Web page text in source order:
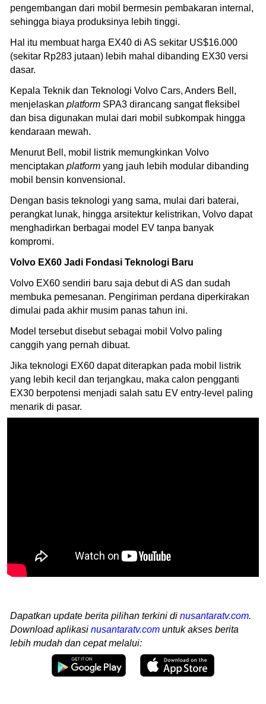
pengembangan dari mobil bermesin pembakaran internal,
sehingga biaya produksinya lebih tinggi.
Hal itu membuat harga EX40 di AS sekitar US$16.000
(sekitar Rp283 jutaan) lebih mahal dibanding EX30 versi
dasar.
Kepala Teknik dan Teknologi Volvo Cars, Anders Bell,
menjelaskan platform SPA3 dirancang sangat fleksibel
dan bisa digunakan mulai dari mobil subkompak hingga
kendaraan mewah.
Menurut Bell, mobil listrik memungkinkan Volvo
menciptakan platform yang jauh lebih modular dibanding
mobil bensin konvensional.
Dengan basis teknologi yang sama, mulai dari baterai,
perangkat lunak, hingga arsitektur kelistrikan, Volvo dapat
menghadirkan berbagai model EV tanpa banyak
kompromi.
Volvo EX60 Jadi Fondasi Teknologi Baru
Volvo EX60 sendiri baru saja debut di AS dan sudah
membuka pemesanan. Pengiriman perdana diperkirakan
dimulai pada akhir musim panas tahun ini.
Model tersebut disebut sebagai mobil Volvo paling
canggih yang pernah dibuat.
Jika teknologi EX60 dapat diterapkan pada mobil listrik
yang lebih kecil dan terjangkau, maka calon pengganti
EX30 berpotensi menjadi salah satu EV entry-level paling
menarik di pasar.
Dapatkan update berita pilihan terkini di nusantaratv.com.
Download aplikasi nusantaratv.com untuk akses berita
lebih mudah dan cepat melalui: